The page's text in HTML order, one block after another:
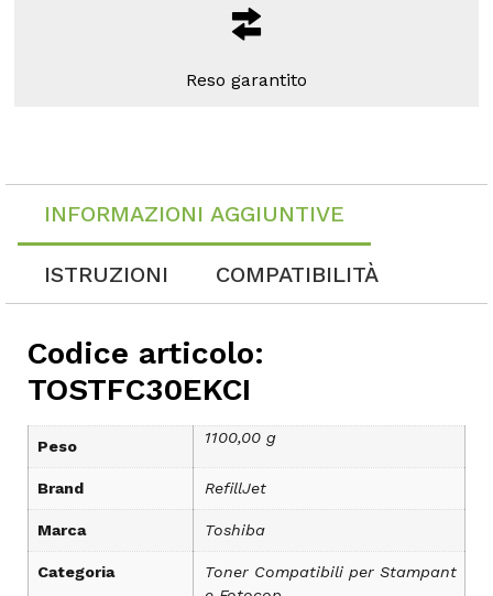
Reso garantito
INFORMAZIONI AGGIUNTIVE
ISTRUZIONI COMPATIBILITÀ
Codice articolo:
TOSTFC30EKCI
Peso 1100,00 g
Brand RefillJet
Marca Toshiba
Categoria
Toner Compatibili per Stampant